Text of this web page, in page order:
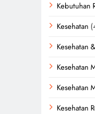
Kebutuhan
Kesehatan
Kesehatan
Kesehatan
Kesehatan
Kesehatan